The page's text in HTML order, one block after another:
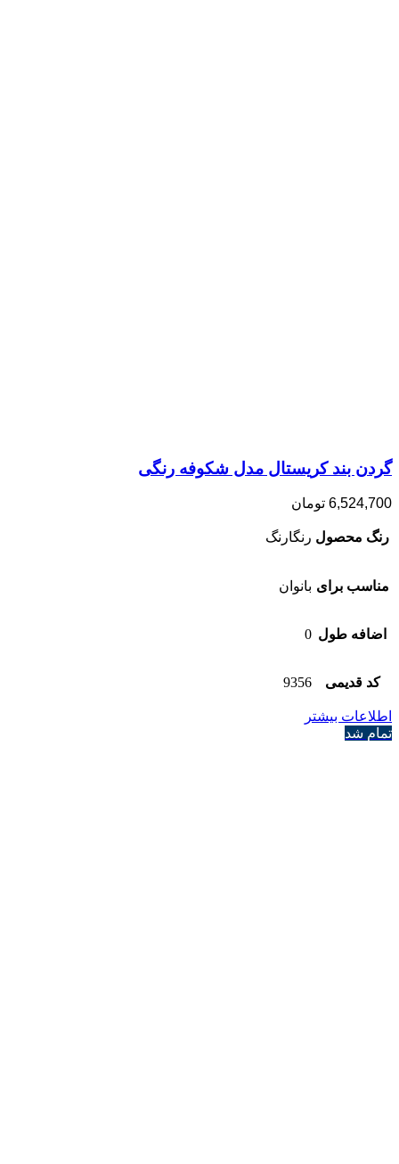
گردن بند کریستال مدل شکوفه رنگی
6,524,700 تومان
رنگ محصول رنگارنگ
مناسب برای بانوان
اضافه طول 0
کد قدیمی 9356
اطلاعات بیشتر
تمام شد